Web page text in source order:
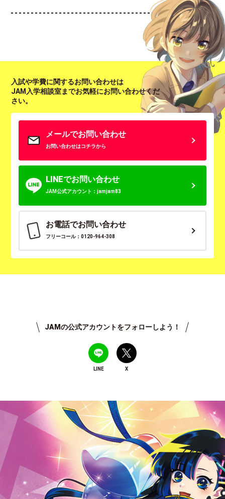
入試や学費に関するお問い合わせは
JAM入学相談室までお気軽にお問い合わせくだ
さい。
メールでお問い合わせ
お問い合わせはコチラから
LINEでお問い合わせ
JAM公式アカウント：jamjam83
お電話でお問い合わせ
フリーコール：0120-964-308
JAMの公式アカウントをフォローしよう！
LINE X